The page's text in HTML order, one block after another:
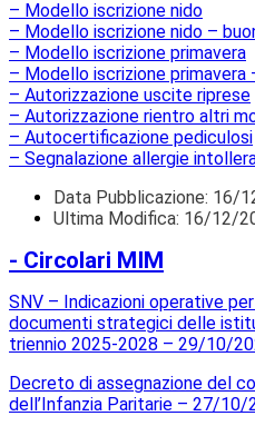
– Modello iscrizione nido
– Modello iscrizione nido –
– Modello iscrizione primavera
– Modello iscrizione primavera
– Autorizzazione uscite riprese
– Autorizzazione rientro altri
– Autocertificazione pediculosi
– Segnalazione allergie
Data Pubblicazione: 16/
Ultima Modifica: 16/12/
- Circolari MIM
SNV – Indicazioni operative
documenti strategici delle
triennio 2025-2028 – 29/10/
Decreto di assegnazione del
dell’Infanzia Paritarie – 27/10/